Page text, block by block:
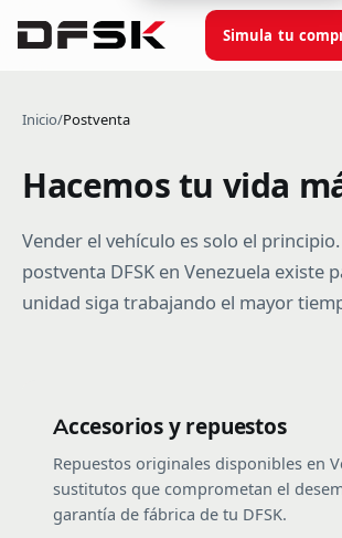
Simula tu
Inicio/Postventa
Hacemos tu vida
Vender el vehículo es solo el
postventa DFSK en Venezuela existe
unidad siga trabajando el mayor
Accesorios y repuestos
Repuestos originales disponibles en
sustitutos que comprometan el
garantía de fábrica de tu DFSK.